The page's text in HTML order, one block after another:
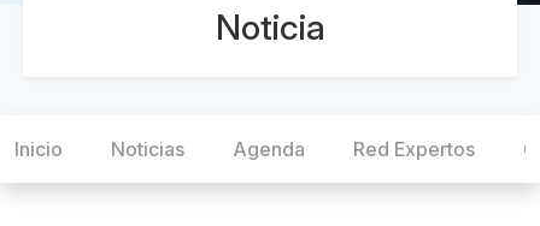
Noticia
Inicio Noticias Agenda Red Expertos